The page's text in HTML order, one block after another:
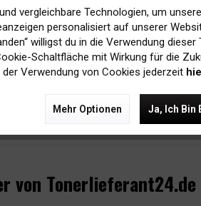
von Tonerlieferant24.de
vergleichbare Technologien, um
personalisiert auf unserer
willigst du in die Verwendung
Schaltfläche mit Wirkung für die
Verwendung von Cookies jederzeit
Mehr Optionen Ja, Ich Bin